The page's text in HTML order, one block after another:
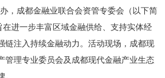
，成都金融业联合会资管专委会（以下简
在进一步丰富区域金融供给、支持实体经
链注入持续金融动力。活动现场，成都现
管理专业委员会及成都现代金融产业生态